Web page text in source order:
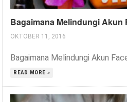
Bagaimana Melindungi Akun
OKTOBER 11, 2016
Bagaimana Melindungi Akun
READ MORE »